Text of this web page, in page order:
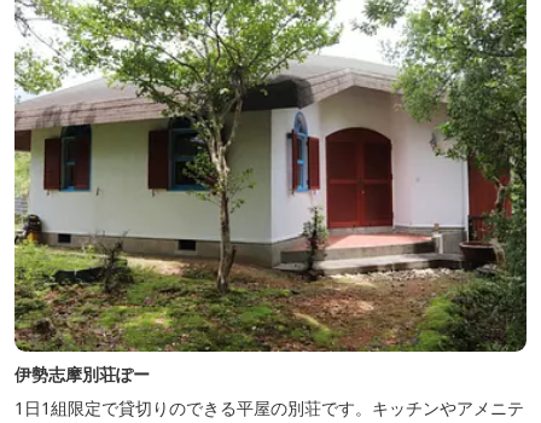
伊勢志摩別荘ぽー
1日1組限定で貸切りのできる平屋の別荘です。キッチンやアメニテ